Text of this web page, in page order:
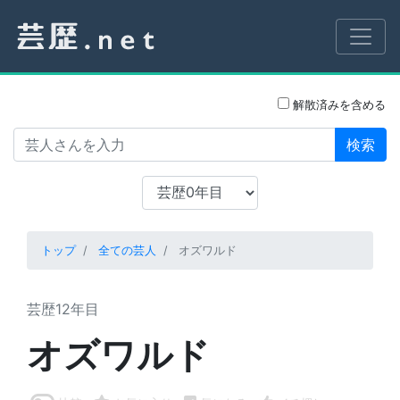
解散済みを含める
検索
トップ 全ての芸人 オズワルド
芸歴12年目
オズワルド